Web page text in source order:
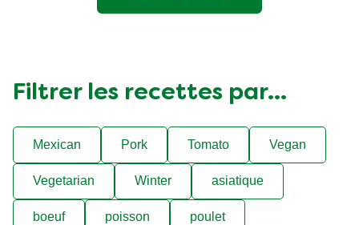
Filtrer les recettes par...
Mexican Pork Tomato Vegan
Vegetarian Winter asiatique
boeuf poisson poulet